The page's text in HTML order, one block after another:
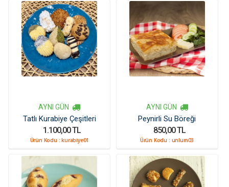
AYNI GÜN
Tatlı Kurabiye Çeşitleri
1.100,00 TL
Ürün Kodu :kurabiye01
AYNI GÜN
Peynirli Su Böreği
850,00 TL
Ürün Kodu : unlum03